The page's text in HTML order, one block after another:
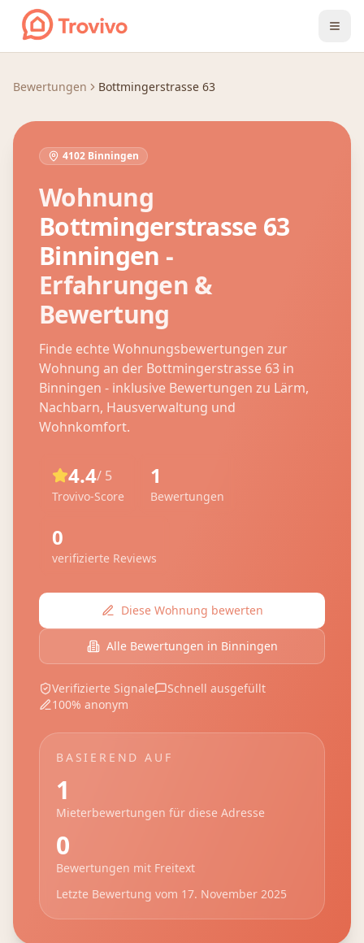
Zum Inhalt springen
Bewertungen Bottmingerstrasse 63
4102 Binningen
Wohnung
Bottmingerstrasse 63
Binningen -
Erfahrungen &
Bewertung
Finde echte Wohnungsbewertungen zur
Wohnung an der Bottmingerstrasse 63 in
Binningen - inklusive Bewertungen zu Lärm,
Nachbarn, Hausverwaltung und
Wohnkomfort.
4.4/ 5
Trovivo-Score
1
Bewertungen
0
verifizierte Reviews
Diese Wohnung bewerten
Alle Bewertungen in Binningen
Verifizierte Signale
Schnell ausgefüllt
100% anonym
BASIEREND AUF
1
Mieterbewertungen für diese Adresse
0
Bewertungen mit Freitext
Letzte Bewertung vom 17. November 2025